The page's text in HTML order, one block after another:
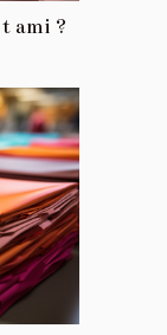
ami ?